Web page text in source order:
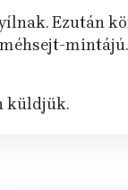
Ezután
küldjük.